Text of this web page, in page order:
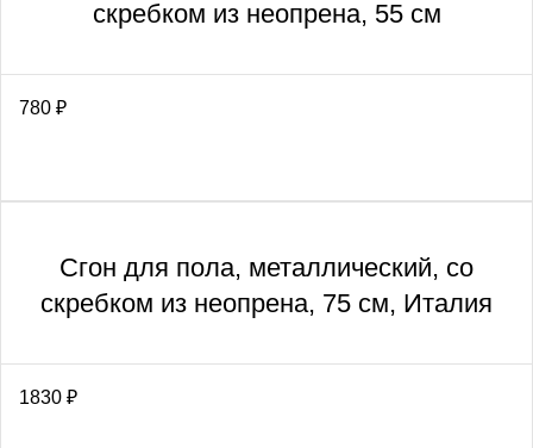
скребком из неопрена, 55 см
780 ₽
Сгон для пола, металлический, со
скребком из неопрена, 75 см, Италия
1830 ₽